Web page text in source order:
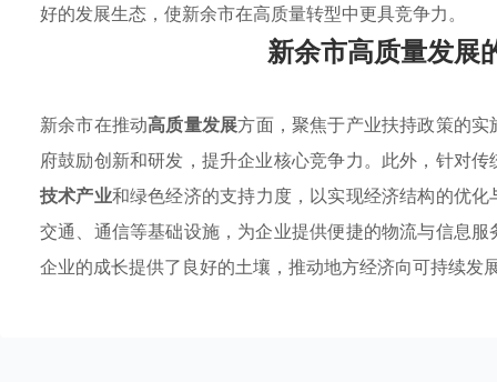
好的发展生态，使新余市在高质量转型中更具竞争力。
新余市高质量发展
新余市在推动高质量发展方面，聚焦于产业扶持政策的
府鼓励创新和研发，提升企业核心竞争力。此外，针对
技术产业和绿色经济的支持力度，以实现经济结构的优
交通、通信等基础设施，为企业提供便捷的物流与信息
企业的成长提供了良好的土壤，推动地方经济向可持续发